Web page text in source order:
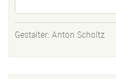
Gestalter: Anton Scholtz